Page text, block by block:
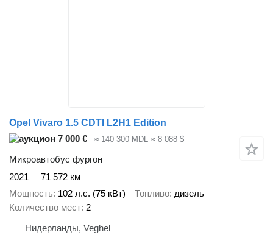
Opel Vivaro 1.5 CDTI L2H1 Edition
7 000 €
≈ 140 300 MDL ≈ 8 088 $
Микроавтобус фургон
2021
71 572 км
Мощность 102 л.с. (75 кВт) Топливо дизель
Количество мест 2
Нидерланды, Veghel